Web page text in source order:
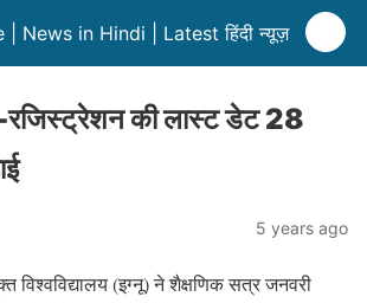
| News in Hindi | Latest हिंदी न्यूज़
रजिस्ट्रेशन की लास्ट डेट 28
5 years ago
विश्वविद्यालय (इग्नू) ने शैक्षणिक सत्र जनवरी